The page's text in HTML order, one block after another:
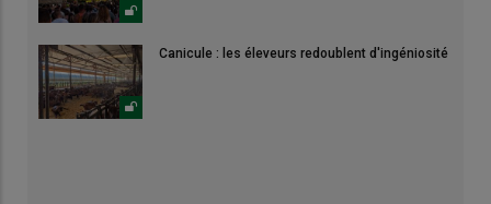
Canicule : les éleveurs redoublent d'ingéniosité